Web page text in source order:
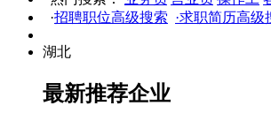
·招聘职位高级搜索 ·求职简历高级
湖北
最新推荐企业